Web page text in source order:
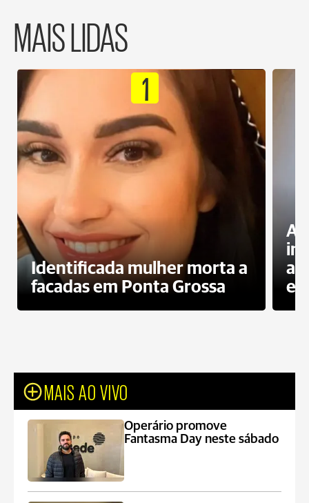
MAIS LIDAS
1
Identificada mulher morta a
facadas em Ponta Grossa
MAIS AO VIVO
Operário promove
Fantasma Day neste sábado